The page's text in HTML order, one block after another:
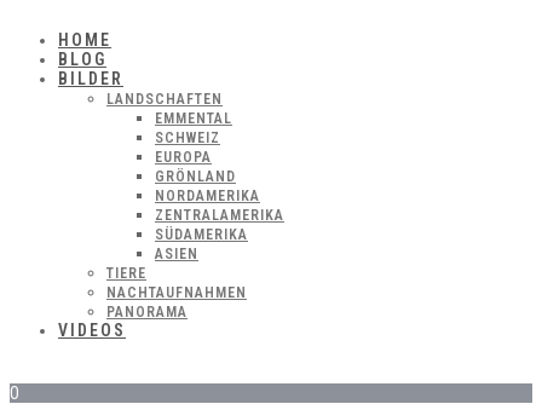
HOME
BLOG
BILDER
LANDSCHAFTEN
EMMENTAL
SCHWEIZ
EUROPA
GRÖNLAND
NORDAMERIKA
ZENTRALAMERIKA
SÜDAMERIKA
ASIEN
TIERE
NACHTAUFNAHMEN
PANORAMA
VIDEOS
0